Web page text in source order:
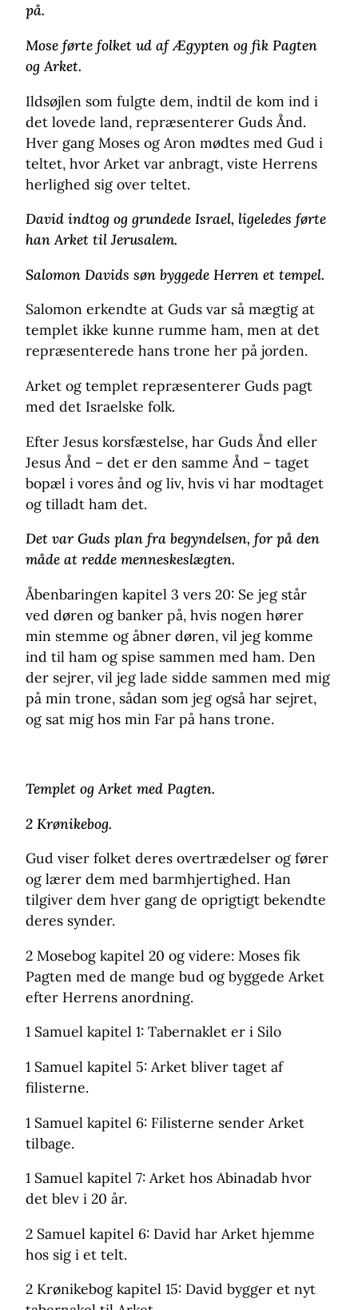
på.
Mose førte folket ud af Ægypten og fik Pagten
og Arket.
Ildsøjlen som fulgte dem, indtil de kom ind i
det lovede land, repræsenterer Guds Ånd.
Hver gang Moses og Aron mødtes med Gud i
teltet, hvor Arket var anbragt, viste Herrens
herlighed sig over teltet.
David indtog og grundede Israel, ligeledes førte
han Arket til Jerusalem.
Salomon Davids søn byggede Herren et tempel.
Salomon erkendte at Guds var så mægtig at
templet ikke kunne rumme ham, men at det
repræsenterede hans trone her på jorden.
Arket og templet repræsenterer Guds pagt
med det Israelske folk.
Efter Jesus korsfæstelse, har Guds Ånd eller
Jesus Ånd – det er den samme Ånd – taget
bopæl i vores ånd og liv, hvis vi har modtaget
og tilladt ham det.
Det var Guds plan fra begyndelsen, for på den
måde at redde menneskeslægten.
Åbenbaringen kapitel 3 vers 20: Se jeg står
ved døren og banker på, hvis nogen hører
min stemme og åbner døren, vil jeg komme
ind til ham og spise sammen med ham. Den
der sejrer, vil jeg lade sidde sammen med mig
på min trone, sådan som jeg også har sejret,
og sat mig hos min Far på hans trone.
Templet og Arket med Pagten.
2 Krønikebog.
Gud viser folket deres overtrædelser og fører
og lærer dem med barmhjertighed. Han
tilgiver dem hver gang de oprigtigt bekendte
deres synder.
2 Mosebog kapitel 20 og videre: Moses fik
Pagten med de mange bud og byggede Arket
efter Herrens anordning.
1 Samuel kapitel 1: Tabernaklet er i Silo
1 Samuel kapitel 5: Arket bliver taget af
filisterne.
1 Samuel kapitel 6: Filisterne sender Arket
tilbage.
1 Samuel kapitel 7: Arket hos Abinadab hvor
det blev i 20 år.
2 Samuel kapitel 6: David har Arket hjemme
hos sig i et telt.
2 Krønikebog kapitel 15: David bygger et nyt